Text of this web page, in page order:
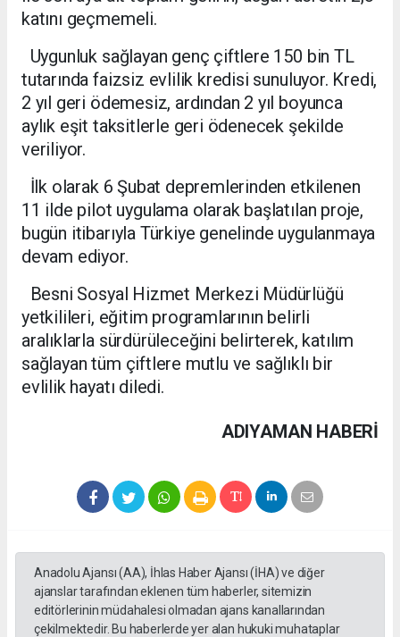
katını geçmemeli.
Uygunluk sağlayan genç çiftlere 150 bin TL
tutarında faizsiz evlilik kredisi sunuluyor. Kredi,
2 yıl geri ödemesiz, ardından 2 yıl boyunca
aylık eşit taksitlerle geri ödenecek şekilde
veriliyor.
İlk olarak 6 Şubat depremlerinden etkilenen
11 ilde pilot uygulama olarak başlatılan proje,
bugün itibarıyla Türkiye genelinde uygulanmaya
devam ediyor.
Besni Sosyal Hizmet Merkezi Müdürlüğü
yetkilileri, eğitim programlarının belirli
aralıklarla sürdürüleceğini belirterek, katılım
sağlayan tüm çiftlere mutlu ve sağlıklı bir
evlilik hayatı diledi.
ADIYAMAN HABERİ
Anadolu Ajansı (AA), İhlas Haber Ajansı (İHA) ve diğer
ajanslar tarafından eklenen tüm haberler, sitemizin
editörlerinin müdahalesi olmadan ajans kanallarından
çekilmektedir. Bu haberlerde yer alan hukuki muhataplar